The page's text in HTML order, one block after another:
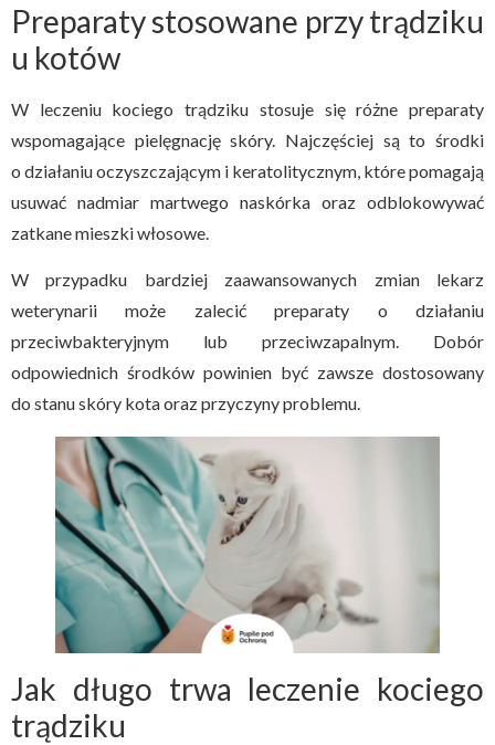
Preparaty stosowane przy trądziku
u kotów
W leczeniu kociego trądziku stosuje się różne preparaty
wspomagające pielęgnację skóry. Najczęściej są to środki
o działaniu oczyszczającym i keratolitycznym, które pomagają
usuwać nadmiar martwego naskórka oraz odblokowywać
zatkane mieszki włosowe.
W przypadku bardziej zaawansowanych zmian lekarz
weterynarii może zalecić preparaty o działaniu
przeciwbakteryjnym lub przeciwzapalnym. Dobór
odpowiednich środków powinien być zawsze dostosowany
do stanu skóry kota oraz przyczyny problemu.
Jak długo trwa leczenie kociego
trądziku